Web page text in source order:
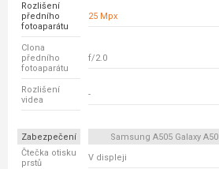
Rozlišení
předního
fotoaparátu
25 Mpx
Clona
předního
fotoaparátu
f/2.0
Rozlišení
videa
-
Zabezpečení Samsung A505 Galaxy A50
Čtečka otisku
prstů
V displeji